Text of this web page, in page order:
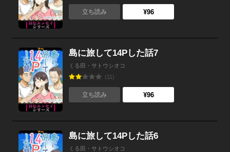
立ち読み ¥96
島に旅して14Pした話7
くる田・サトウシオコ
(11)
立ち読み ¥96
島に旅して14Pした話6
くる田・サトウシオコ